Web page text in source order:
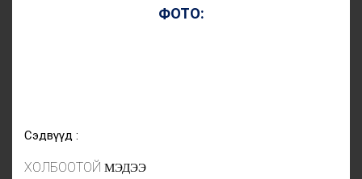
ФОТО:
Сэдвүүд :
ХОЛБООТОЙ МЭДЭЭ